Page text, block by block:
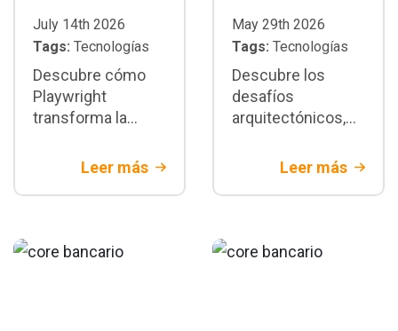
July 14th 2026
Tags: Tecnologías
Descubre cómo
Playwright
transforma la
pruebas E2E:
paralelización,
buenas prácticas y
Leer más
May 29th 2026
Tags: Tecnologías
Descubre los
desafíos
arquitectónicos,
integración del
Colombia. Aprende
tecnología para
Leer más